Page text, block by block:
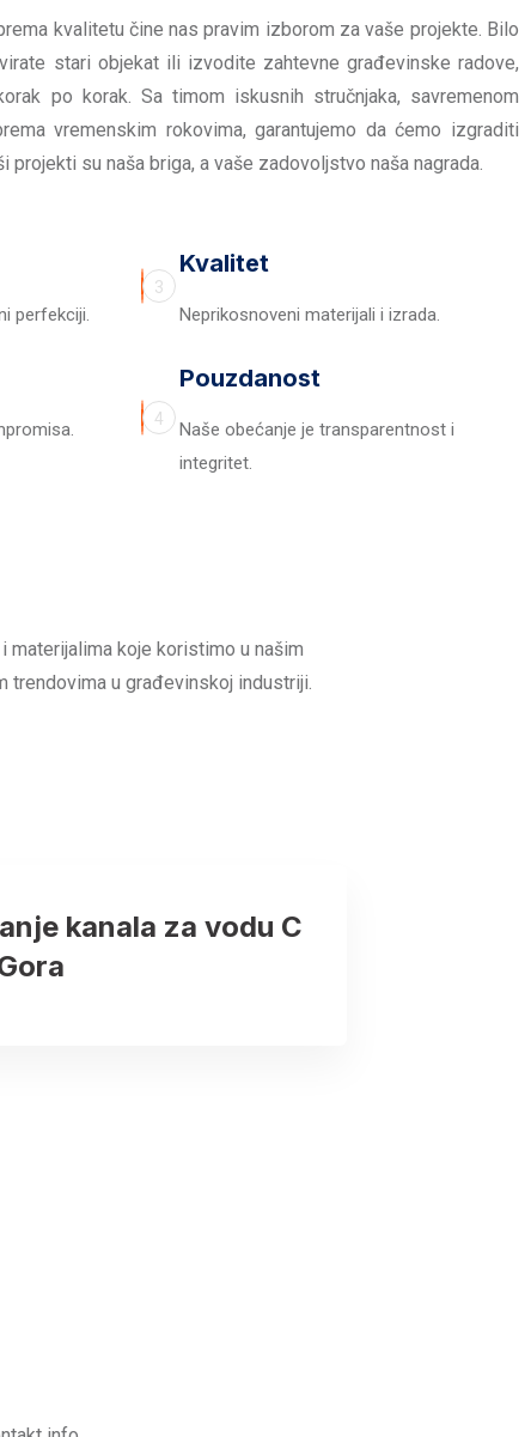
kvalitetu čine nas pravim izborom za vaše projekte. Bilo
stari objekat ili izvodite zahtevne građevinske radove,
po korak. Sa timom iskusnih stručnjaka, savremenom
vremenskim rokovima, garantujemo da ćemo izgraditi
projekti su naša briga, a vaše zadovoljstvo naša nagrada.
perfekciji.
3
Kvalitet
Neprikosnoveni materijali i izrada.
4
Pouzdanost
Naše obećanje je transparentnost i
integritet.
materijalima koje koristimo u našim
trendovima u građevinskoj industriji.
kanala za vodu C